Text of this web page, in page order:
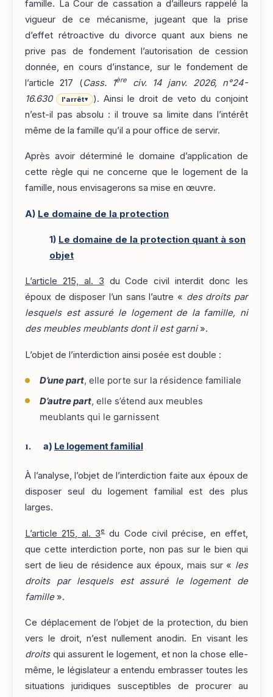
famille. La Cour de cassation a d’ailleurs rappelé la
vigueur de ce mécanisme, jugeant que la prise
d’effet rétroactive du divorce quant aux biens ne
prive pas de fondement l’autorisation de cession
donnée, en cours d’instance, sur le fondement de
l’article 217 (Cass. 1ère
civ. 14 janv. 2026, n°24-
16.630
l'arrêt▾
). Ainsi le droit de veto du conjoint
n’est-il pas absolu : il trouve sa limite dans l’intérêt
même de la famille qu’il a pour office de servir.
Après avoir déterminé le domaine d’application de
cette règle qui ne concerne que le logement de la
famille, nous envisagerons sa mise en œuvre.
A) Le domaine de la protection
1) Le domaine de la protection quant à son
objet
L’article 215, al. 3 du Code civil interdit donc les
époux de disposer l’un sans l’autre « des droits par
lesquels est assuré le logement de la famille, ni
des meubles meublants dont il est garni».
L’objet de l’interdiction ainsi posée est double :
D’une part, elle porte sur la résidence familiale
D’autre part, elle s’étend aux meubles
meublants qui le garnissent
a) Le logement familial
À l’analyse, l’objet de l’interdiction faite aux époux de
disposer seul du logement familial est des plus
larges.
L’article 215, al. 3edu Code civil précise, en effet,
que cette interdiction porte, non pas sur le bien qui
sert de lieu de résidence aux époux, mais sur « les
droits par lesquels est assuré le logement de
famille».
Ce déplacement de l’objet de la protection, du bien
vers le droit, n’est nullement anodin. En visant les
droitsqui assurent le logement, et non la chose elle-
même, le législateur a entendu embrasser toutes les
situations juridiques susceptibles de procurer au